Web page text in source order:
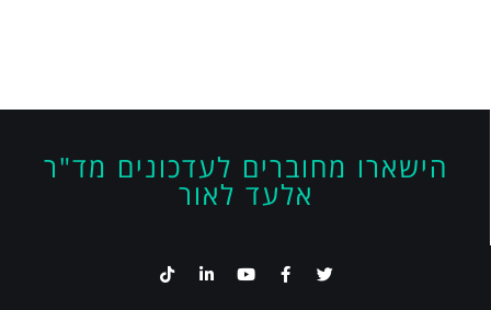
הישארו מחוברים לעדכונים מד"ר
אלעד לאור